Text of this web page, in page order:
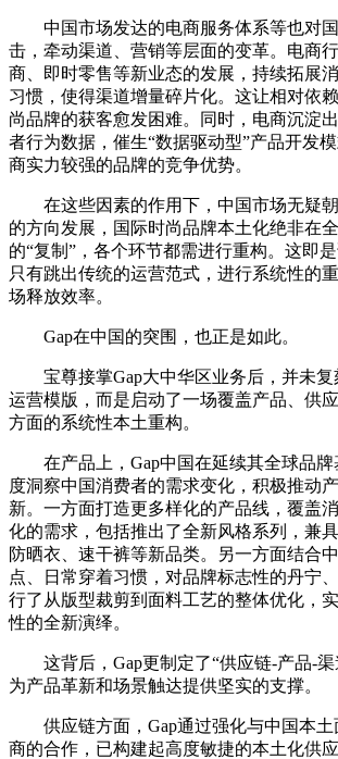
中国市场发达的电商服务体系等也对
击，牵动渠道、营销等层面的变革。电商
商、即时零售等新业态的发展，持续拓展
习惯，使得渠道增量碎片化。这让相对依
尚品牌的获客愈发困难。同时，电商沉淀
者行为数据，催生“数据驱动型”产品开发
商实力较强的品牌的竞争优势。
在这些因素的作用下，中国市场无疑
的方向发展，国际时尚品牌本土化绝非在
的“复制”，各个环节都需进行重构。这即
只有跳出传统的运营范式，进行系统性的
场释放效率。
Gap在中国的突围，也正是如此。
宝尊接掌Gap大中华区业务后，并未
运营模版，而是启动了一场覆盖产品、供
方面的系统性本土重构。
在产品上，Gap中国在延续其全球品
度洞察中国消费者的需求变化，积极推动
新。一方面打造更多样化的产品线，覆盖
化的需求，包括推出了全新风格系列，兼
防晒衣、速干裤等新品类。另一方面结合
点、日常穿着习惯，对品牌标志性的丹宁
行了从版型裁剪到面料工艺的整体优化，
性的全新演绎。
这背后，Gap更制定了“供应链-产品-渠
为产品革新和场景触达提供坚实的支撑。
供应链方面，Gap通过强化与中国本
商的合作，已构建起高度敏捷的本土化供